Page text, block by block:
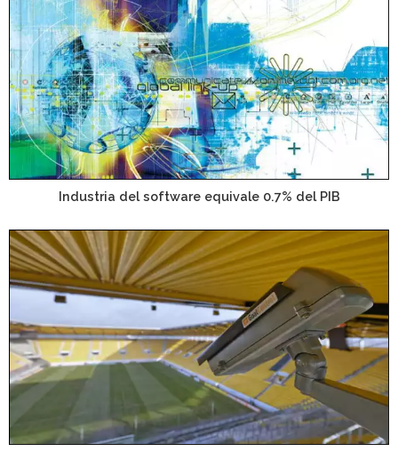
Industria del software equivale 0.7% del PIB